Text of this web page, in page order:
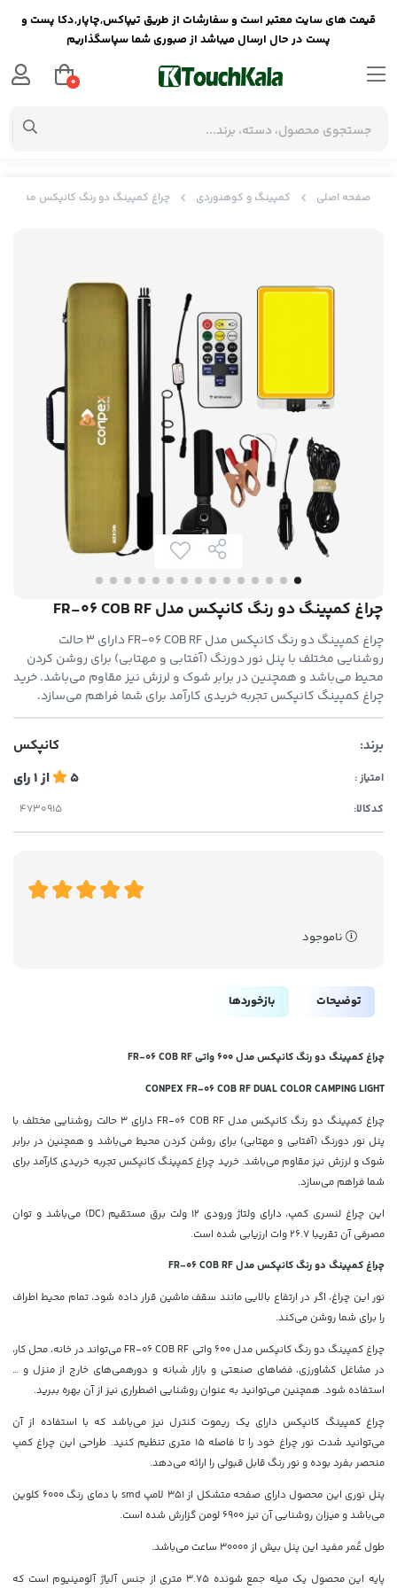
صفحه اصلی کمپینگ و کوهنوردی چراغ کمپینگ دو رنگ کانپکس مدل FR-06 COB RF
چراغ کمپینگ دو رنگ کانپکس مدل FR-06 COB RF
چراغ کمپینگ دو رنگ کانپکس مدل FR-06 COB RF دارای 3 حالت
روشنایی مختلف با پنل نور دورنگ (آفتابی و مهتابی) برای روشن کردن
محیط می‌باشد و همچنین در برابر شوک و لرزش نیز مقاوم می‌باشد. خرید
چراغ کمپینگ کانپکس تجربه خریدی کارآمد برای شما فراهم می‌سازد.
برند: کانپکس
امتیاز : 5 از1رای
کدکالا:
ناموجود
توضیحات بازخوردها
چراغ کمپینگ دو رنگ کانپکس مدل 600 واتی FR-06 COB RF
CONPEX FR-06 COB RF DUAL COLOR CAMPING LIGHT
چراغ کمپینگ دو رنگ کانپکس مدل FR-06 COB RF دارای 3 حالت روشنایی مختلف با
پنل نور دورنگ (آفتابی و مهتابی) برای روشن کردن محیط می‌باشد و همچنین در برابر
شوک و لرزش نیز مقاوم می‌باشد. خرید چراغ کمپینگ کانپکس تجربه خریدی کارآمد برای
شما فراهم می‌سازد.
این چراغ لنسری کمپ، دارای ولتاژ ورودی 12 ولت برق مستقیم (DC) می‌باشد و توان
مصرفی آن تقریبا 26.7 وات ارزیابی شده است.
چراغ کمپینگ دو رنگ کانپکس مدل FR-06 COB RF
نور این چراغ، اگر در ارتفاع بالایی مانند سقف ماشین قرار داده شود، تمام محیط اطراف
را برای شما روشن می‌کند.
چراغ کمپینگ دو رنگ کانپکس مدل 600 واتی FR-06 COB RF می‌تواند در خانه، محل کار،
در مشاغل کشاورزی، فضاهای صنعتی و بازار شبانه و دورهمی‌های خارج از منزل و …
استفاده شود. همچنین می‌توانید به عنوان روشنایی اضطراری نیز از آن بهره ببرید.
چراغ کمپینگ کانپکس دارای یک ریموت کنترل نیز می‌باشد که با استفاده از آن
می‌توانید شدت نور چراغ خود را تا فاصله 15 متری تنظیم کنید. طراحی این چراغ کمپ
منحصر بفرد بوده و نور رنگ قابل قبولی را ارائه می‌دهد.
پنل نوری این محصول دارای صفحه متشکل از 351 لامپ‌ smd با دمای رنگ 6000 کلوین
می‌باشد و میزان روشنایی آن نیز 6900 لومن گزارش شده است.
طول عُمر مفید این پنل بیش از 30000 ساعت می‌باشد.
پایه این محصول یک میله جمع شونده 3.75 متری از جنس آلیاژ آلومینیوم است که
قیمت های سایت معتبر است و سفارشات از طریق تیپاکس,چاپار,دکا پست و
پست در حال ارسال میباشد از صبوری شما سپاسگذاریم
0